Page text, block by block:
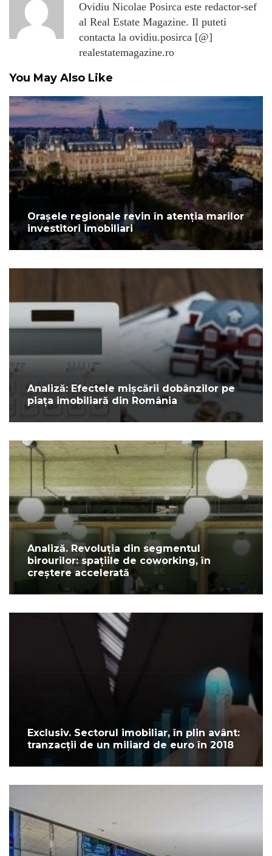
Ovidiu Nicolae Posirca este redactor-sef
al Real Estate Magazine. Il puteti
contacta la ovidiu.posirca [@]
realestatemagazine.ro
You May Also Like
Orașele regionale revin în atenția marilor
investitori imobiliari
Analiză: Efectele mișcării dobânzilor pe
piața imobiliară din România
Analiză. Revoluția din segmentul
birourilor: spațiile de coworking, în
creștere accelerată
Exclusiv. Sectorul imobiliar, în plin avânt:
tranzacții de un miliard de euro în 2018